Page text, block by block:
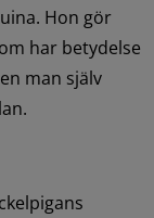
Hon gör
har betydelse
man själv